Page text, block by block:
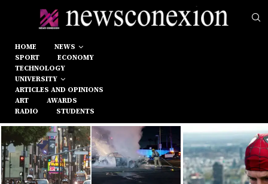
HOME
NEWS
SPORT
ECONOMY
TECHNOLOGY
UNIVERSITY
ARTICLES AND OPINIONS
ART
AWARDS
RADIO
STUDENTS